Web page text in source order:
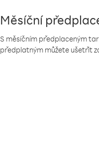
Měsíční
S měsíčním předplaceným
předplatným můžete ušetřit